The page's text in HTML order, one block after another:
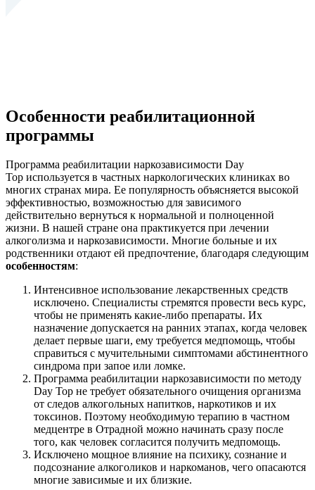
Особенности реабилитационной
программы
Программа реабилитации наркозависимости Day
Top используется в частных наркологических клиниках во
многих странах мира. Ее популярность объясняется высокой
эффективностью, возможностью для зависимого
действительно вернуться к нормальной и полноценной
жизни. В нашей стране она практикуется при лечении
алкоголизма и наркозависимости. Многие больные и их
родственники отдают ей предпочтение, благодаря следующим
особенностям:
Интенсивное использование лекарственных средств
исключено. Специалисты стремятся провести весь курс,
чтобы не применять какие-либо препараты. Их
назначение допускается на ранних этапах, когда человек
делает первые шаги, ему требуется медпомощь, чтобы
справиться с мучительными симптомами абстинентного
синдрома при запое или ломке.
Программа реабилитации наркозависимости по методу
Day Top не требует обязательного очищения организма
от следов алкогольных напитков, наркотиков и их
токсинов. Поэтому необходимую терапию в частном
медцентре в Отрадной можно начинать сразу после
того, как человек согласится получить медпомощь.
Исключено мощное влияние на психику, сознание и
подсознание алкоголиков и наркоманов, чего опасаются
многие зависимые и их близкие.